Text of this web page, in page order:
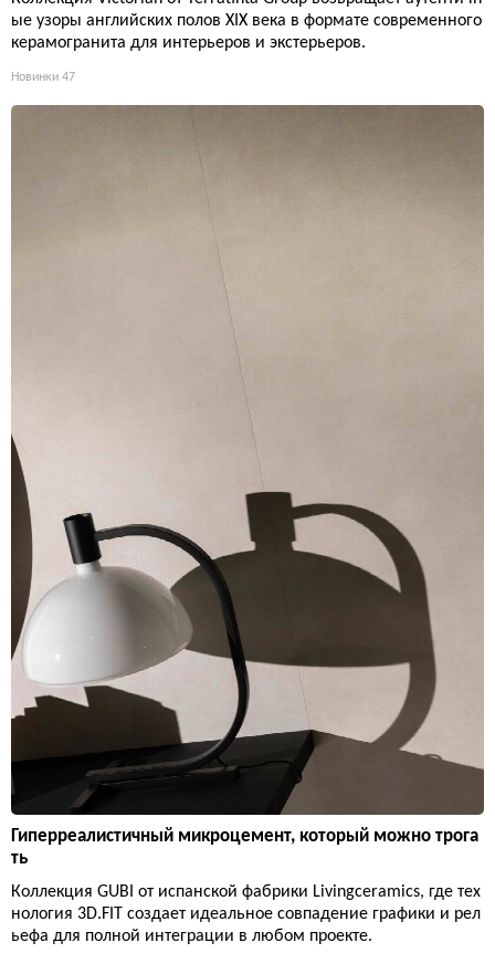
ые узоры английских полов XIX века в формате современного
керамогранита для интерьеров и экстерьеров.
Новинки 47
Гиперреалистичный микроцемент, который можно трога
ть
Коллекция GUBI от испанской фабрики Livingceramics, где тех
нология 3D.FIT создает идеальное совпадение графики и рел
ьефа для полной интеграции в любом проекте.